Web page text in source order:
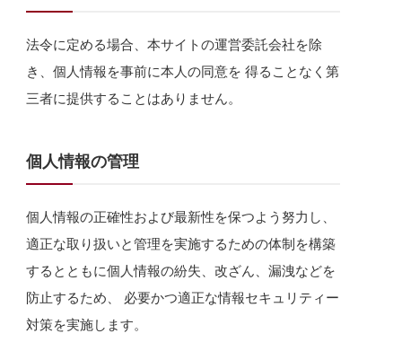
法令に定める場合、本サイトの運営委託会社を除
き、個人情報を事前に本人の同意を 得ることなく第
三者に提供することはありません。
個人情報の管理
個人情報の正確性および最新性を保つよう努力し、
適正な取り扱いと管理を実施するための体制を構築
するとともに個人情報の紛失、改ざん、漏洩などを
防止するため、 必要かつ適正な情報セキュリティー
対策を実施します。